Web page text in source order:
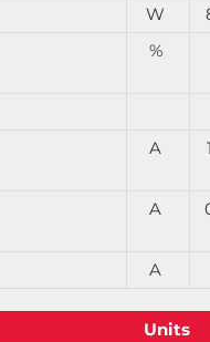
W
%
A
A
A
Units